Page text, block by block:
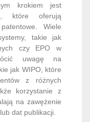
krokiem jest
które oferują
Wiele
takie jak
czy EPO w
uwagę na
jak WIPO, które
z różnych
korzystanie z
na zawężenie
dat publikacji.